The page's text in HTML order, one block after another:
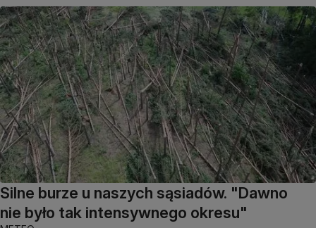
Silne burze u naszych sąsiadów. "Dawno
nie było tak intensywnego okresu"